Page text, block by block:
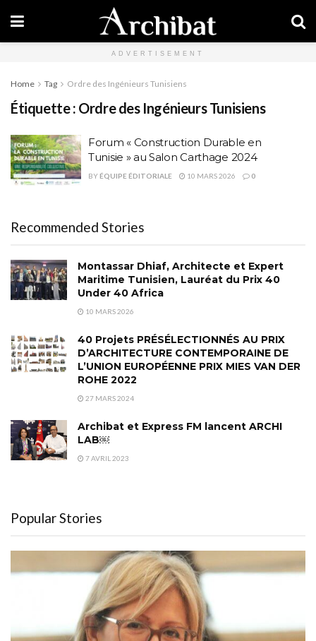
ADVERTISEMENT
Home Tag Ordre des Ingénieurs Tunisiens
Étiquette : Ordre des Ingénieurs Tunisiens
Forum « Construction Durable en
Tunisie » au Salon Carthage 2024
BY ÉQUIPE ÉDITORIALE 10 MARS 2026 0
Recommended Stories
Montassar Dhiaf, Architecte et Expert
Maritime Tunisien, Lauréat du Prix 40
Under 40 Africa
10 MARS 2026
40 Projets PRÉSÉLECTIONNÉS AU PRIX
D’ARCHITECTURE CONTEMPORAINE DE
L’UNION EUROPÉENNE PRIX MIES VAN DER
ROHE 2022
27 MARS 2024
Archibat et Express FM lancent ARCHI
LAB￼
7 AVRIL 2023
Popular Stories